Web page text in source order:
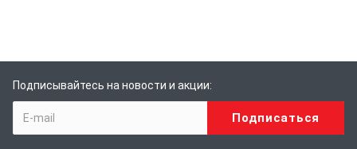
Подписывайтесь на новости и акции: